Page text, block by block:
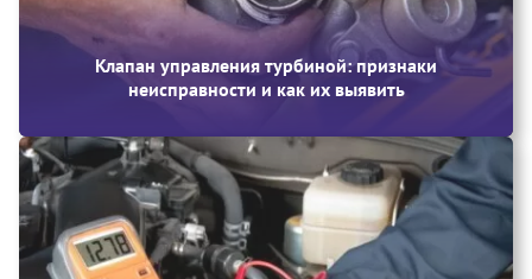
Клапан управления турбиной: признаки
неисправности и как их выявить